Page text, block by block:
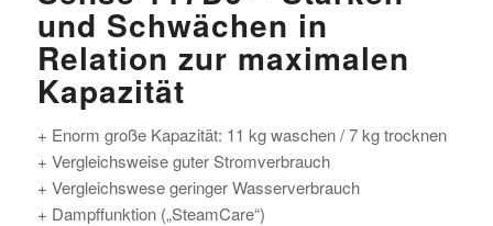
und Schwächen in
Relation zur maximalen
Kapazität
+ Enorm große Kapazität: 11 kg waschen / 7 kg trocknen
+ Vergleichsweise guter Stromverbrauch
+ Vergleichswese geringer Wasserverbrauch
+ Dampffunktion („SteamCare“)